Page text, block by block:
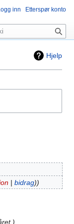
Hjelp
| bidrag)
inn Etterspør konto